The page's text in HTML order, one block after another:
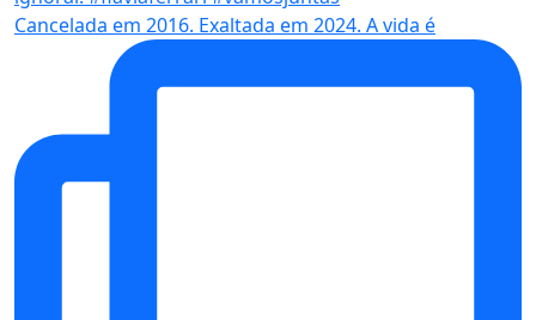
Cancelada em 2016. Exaltada em 2024. A vida é